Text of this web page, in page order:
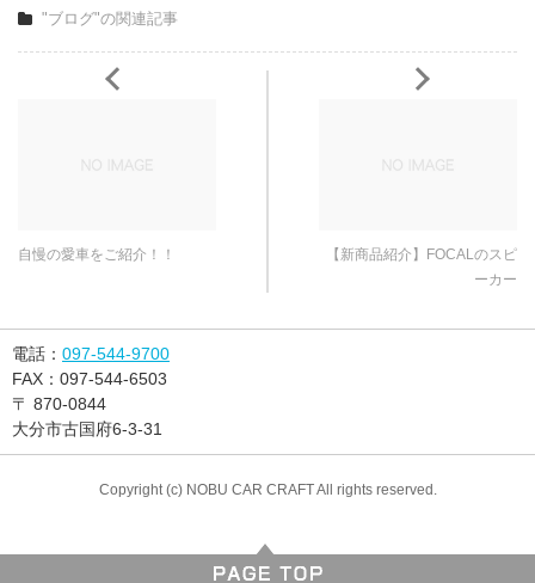
"ブログ"の関連記事
自慢の愛車をご紹介！！
【新商品紹介】FOCALのスピ
ーカー
電話： 097-544-9700
FAX： 097-544-6503
〒 870-0844
大分市古国府6-3-31
Copyright (c) NOBU CAR CRAFT All rights reserved.